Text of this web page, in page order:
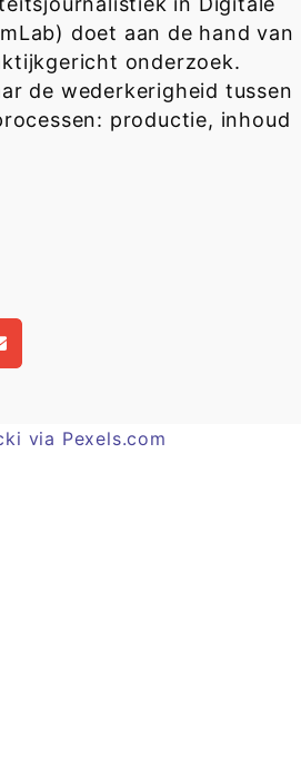
doet aan de hand van
onderzoek.
de wederkerigheid tussen
productie, inhoud